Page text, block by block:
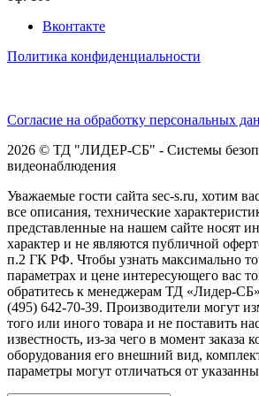
Вконтакте
Политика конфиденциальности
Согласие на обработку персональных
2026 © ТД "ЛИДЕР-СБ" - Системы
видеонаблюдения
Уважаемые гости сайта sec-s.ru, хотим
все описания, технические
представленные на нашем сайте носят
характер и не являются публичной
п.2 ГК РФ. Чтобы узнать максимально
параметрах и цене интересующего вас
обратитесь к менеджерам ТД «Лидер-
(495) 642-70-39. Производители могут
того или иного товара и не поставить
известность, из-за чего в момент заказа
оборудования его внешний вид,
параметры могут отличаться от